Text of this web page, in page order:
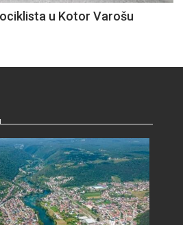
u Kotor Varošu